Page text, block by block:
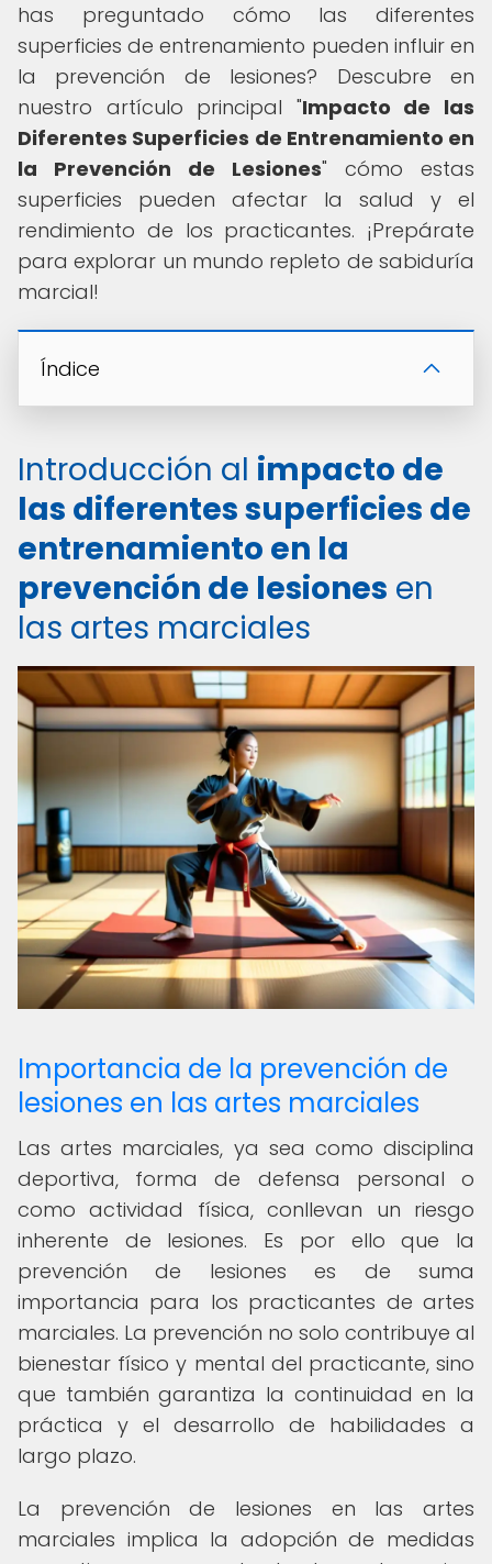
has preguntado cómo las diferentes
superficies de entrenamiento pueden influir en
la prevención de lesiones? Descubre en
nuestro artículo principal "Impacto de las
Diferentes Superficies de Entrenamiento en
la Prevención de Lesiones" cómo estas
superficies pueden afectar la salud y el
rendimiento de los practicantes. ¡Prepárate
para explorar un mundo repleto de sabiduría
marcial!
Índice
Introducción al impacto de
las diferentes superficies de
entrenamiento en la
prevención de lesiones en
las artes marciales
Importancia de la prevención de
lesiones en las artes marciales
Las artes marciales, ya sea como disciplina
deportiva, forma de defensa personal o
como actividad física, conllevan un riesgo
inherente de lesiones. Es por ello que la
prevención de lesiones es de suma
importancia para los practicantes de artes
marciales. La prevención no solo contribuye al
bienestar físico y mental del practicante, sino
que también garantiza la continuidad en la
práctica y el desarrollo de habilidades a
largo plazo.
La prevención de lesiones en las artes
marciales implica la adopción de medidas